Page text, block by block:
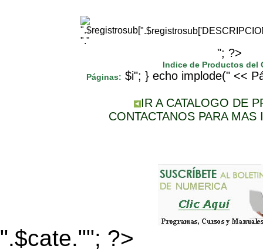
"."
"; ?>
Indice de Productos del
Páginas: $i"; } echo implode(" <<
IR A CATALOGO DE
CONTACTANOS PARA
".$cate.""; ?>